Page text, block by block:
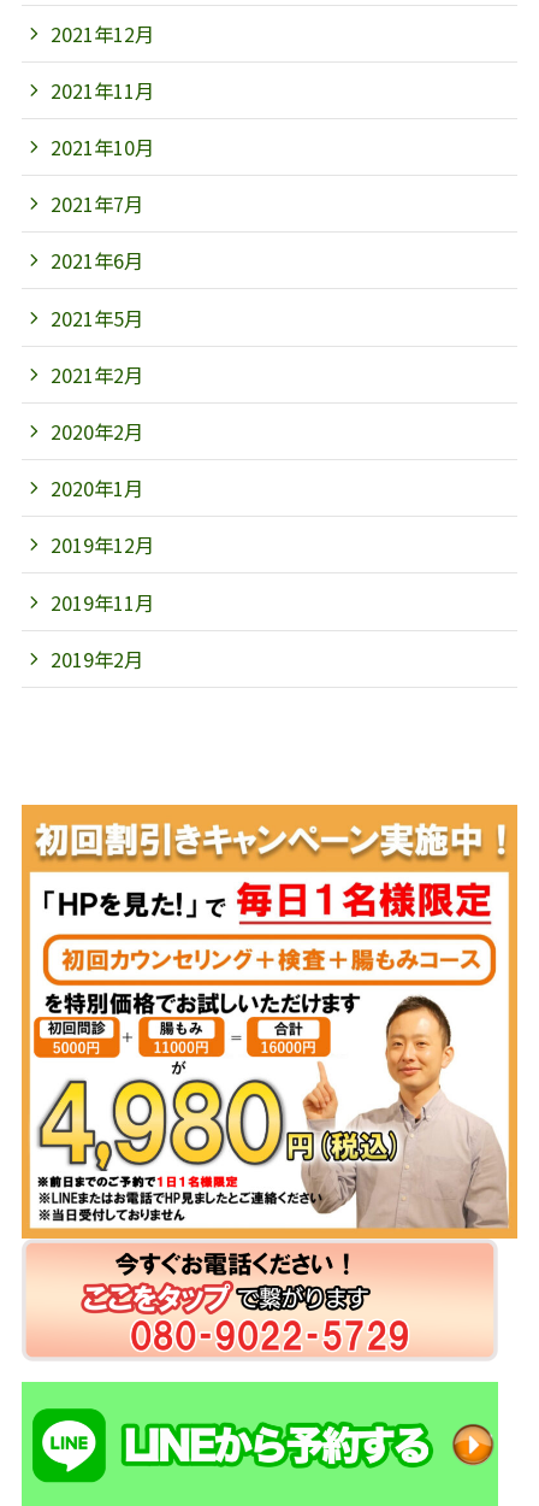
2021年12月
2021年11月
2021年10月
2021年7月
2021年6月
2021年5月
2021年2月
2020年2月
2020年1月
2019年12月
2019年11月
2019年2月